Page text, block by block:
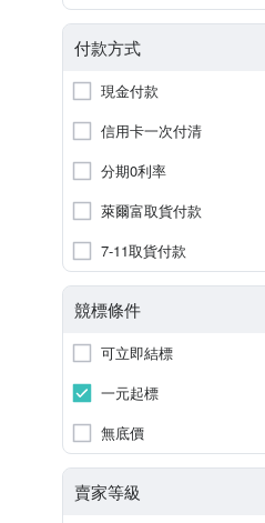
付款方式
現金付款
信用卡一次付清
分期0利率
萊爾富取貨付款
7-11取貨付款
競標條件
可立即結標
一元起標
無底價
賣家等級